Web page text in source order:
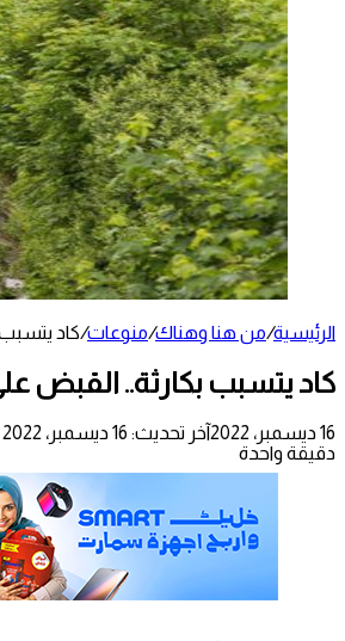
الرئيسية/من هنا وهناك/منوعات/كاد
كاد يتسبب بكارثة.. القبض
16 ديسمبر، 2022
آخر تحديث: 16 ديسمبر، 2022
دقيقة واحدة